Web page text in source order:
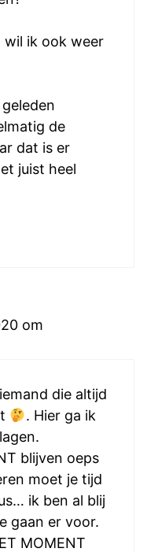
wil ik ook weer
de
dat is er
juist heel
om
die altijd
. Hier ga ik
blijven oeps
moet je tijd
ik ben al blij
gaan er voor.
MOMENT